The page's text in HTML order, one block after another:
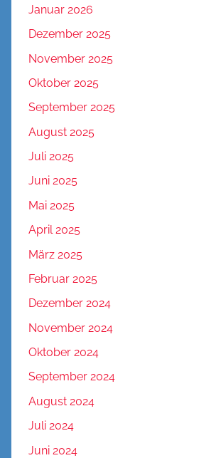
Januar 2026
Dezember 2025
November 2025
Oktober 2025
September 2025
August 2025
Juli 2025
Juni 2025
Mai 2025
April 2025
März 2025
Februar 2025
Dezember 2024
November 2024
Oktober 2024
September 2024
August 2024
Juli 2024
Juni 2024